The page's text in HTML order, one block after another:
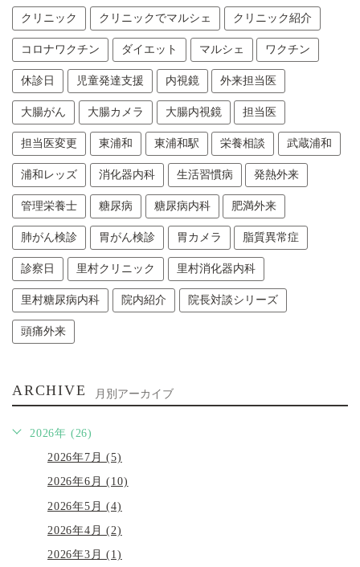
クリニック クリニックでマルシェ クリニック紹介
コロナワクチン ダイエット マルシェ ワクチン
休診日 児童発達支援 内視鏡 外来担当医
大腸がん 大腸カメラ 大腸内視鏡 担当医
担当医変更 東浦和 東浦和駅 栄養相談 武蔵浦和
浦和レッズ 消化器内科 生活習慣病 発熱外来
管理栄養士 糖尿病 糖尿病内科 肥満外来
肺がん検診 胃がん検診 胃カメラ 脂質異常症
診察日 里村クリニック 里村消化器内科
里村糖尿病内科 院内紹介 院長対談シリーズ
頭痛外来
ARCHIVE 月別アーカイブ
2026年 (26)
2026年7月 (5)
2026年6月 (10)
2026年5月 (4)
2026年4月 (2)
2026年3月 (1)